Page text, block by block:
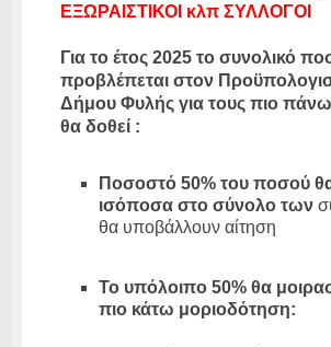
ΕΞΩΡΑΙΣΤΙΚΟΙ κλπ ΣΥΛΛΟΓΟΙ
Για το έτος 2025 το συνολικό
προβλέπεται στον
Δήμου Φυλής για τους πιο
θα δοθεί :
Ποσοστό 50% του ποσού
ισόποσα στο σύνολο των
θα υποβάλλουν αίτηση
Το υπόλοιπο 50% θα
πιο κάτω μοριοδότηση: